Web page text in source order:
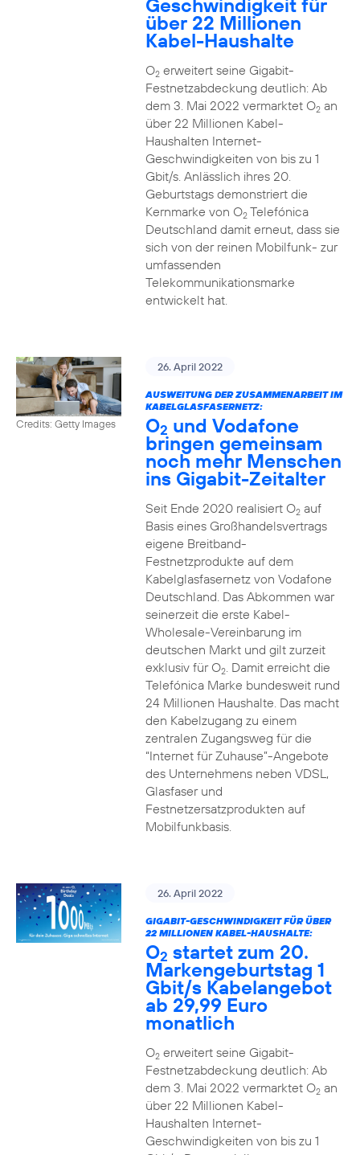
Geschwindigkeit für
über 22 Millionen
Kabel-Haushalte
O2erweitert seine Gigabit-
Festnetzabdeckung deutlich: Ab
dem 3. Mai 2022 vermarktet O2an
über 22 Millionen Kabel-
Haushalten Internet-
Geschwindigkeiten von bis zu 1
Gbit/s. Anlässlich ihres 20.
Geburtstags demonstriert die
Kernmarke von O2Telefónica
Deutschland damit erneut, dass sie
sich von der reinen Mobilfunk- zur
umfassenden
Telekommunikationsmarke
entwickelt hat.
Credits: Getty Images
26. April 2022
AUSWEITUNG DER ZUSAMMENARBEIT IM
KABELGLASFASERNETZ:
O2 und Vodafone
bringen gemeinsam
noch mehr Menschen
ins Gigabit-Zeitalter
Seit Ende 2020 realisiert O2auf
Basis eines Großhandelsvertrags
eigene Breitband-
Festnetzprodukte auf dem
Kabelglasfasernetz von Vodafone
Deutschland. Das Abkommen war
seinerzeit die erste Kabel-
Wholesale-Vereinbarung im
deutschen Markt und gilt zurzeit
exklusiv für O2. Damit erreicht die
Telefónica Marke bundesweit rund
24 Millionen Haushalte. Das macht
den Kabelzugang zu einem
zentralen Zugangsweg für die
“Internet für Zuhause”-Angebote
des Unternehmens neben VDSL,
Glasfaser und
Festnetzersatzprodukten auf
Mobilfunkbasis.
26. April 2022
GIGABIT-GESCHWINDIGKEIT FÜR ÜBER
22 MILLIONEN KABEL-HAUSHALTE:
O2 startet zum 20.
Markengeburtstag 1
Gbit/s Kabelangebot
ab 29,99 Euro
monatlich
O2erweitert seine Gigabit-
Festnetzabdeckung deutlich: Ab
dem 3. Mai 2022 vermarktet O2an
über 22 Millionen Kabel-
Haushalten Internet-
Geschwindigkeiten von bis zu 1